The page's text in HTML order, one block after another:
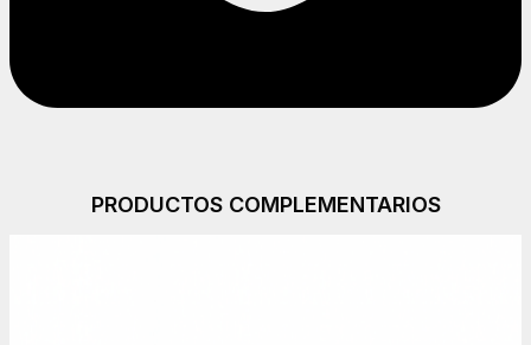
PRODUCTOS COMPLEMENTARIOS